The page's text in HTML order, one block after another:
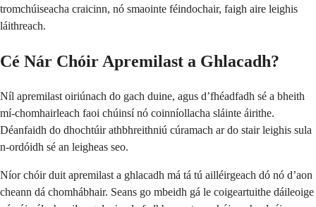
tromchúiseacha craicinn, nó smaointe féindochair, faigh aire leighis
láithreach.
Cé Nár Chóir Apremilast a Ghlacadh?
Níl apremilast oiriúnach do gach duine, agus d’fhéadfadh sé a bheith
mí-chomhairleach faoi chúinsí nó coinníollacha sláinte áirithe.
Déanfaidh do dhochtúir athbhreithniú cúramach ar do stair leighis sula
n-ordóidh sé an leigheas seo.
Níor chóir duit apremilast a ghlacadh má tá tú ailléirgeach dó nó d’aon
cheann dá chomhábhair. Seans go mbeidh gá le coigeartuithe dáileoige